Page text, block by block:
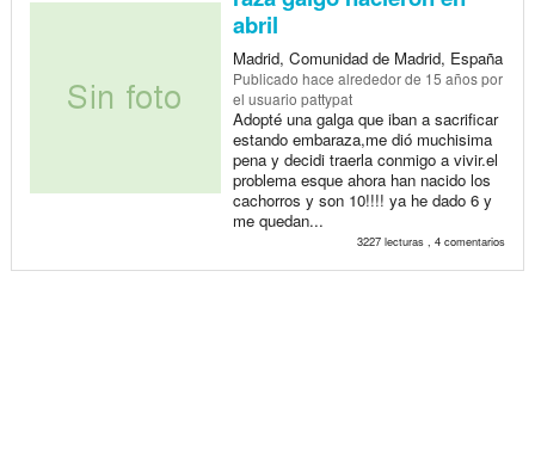
abril
Madrid, Comunidad de Madrid, España
Publicado hace alrededor de 15 añospor
el usuario pattypat
Adopté una galga que iban a sacrificar
estando embaraza,me dió muchisima
pena y decidi traerla conmigo a vivir.el
problema esque ahora han nacido los
cachorros y son 10!!!! ya he dado 6 y
me quedan...
3227 lecturas , 4 comentarios